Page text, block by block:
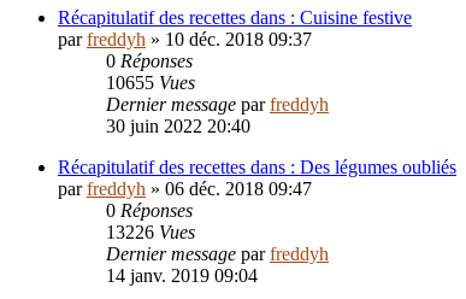
Récapitulatif des recettes dans : Cuisine festive
parfreddyh » 10 déc. 2018 09:37
0 Réponses
10655 Vues
Dernier message parfreddyh
30 juin 2022 20:40
Récapitulatif des recettes dans : Des légumes oubliés
parfreddyh » 06 déc. 2018 09:47
0 Réponses
13226 Vues
Dernier message parfreddyh
14 janv. 2019 09:04